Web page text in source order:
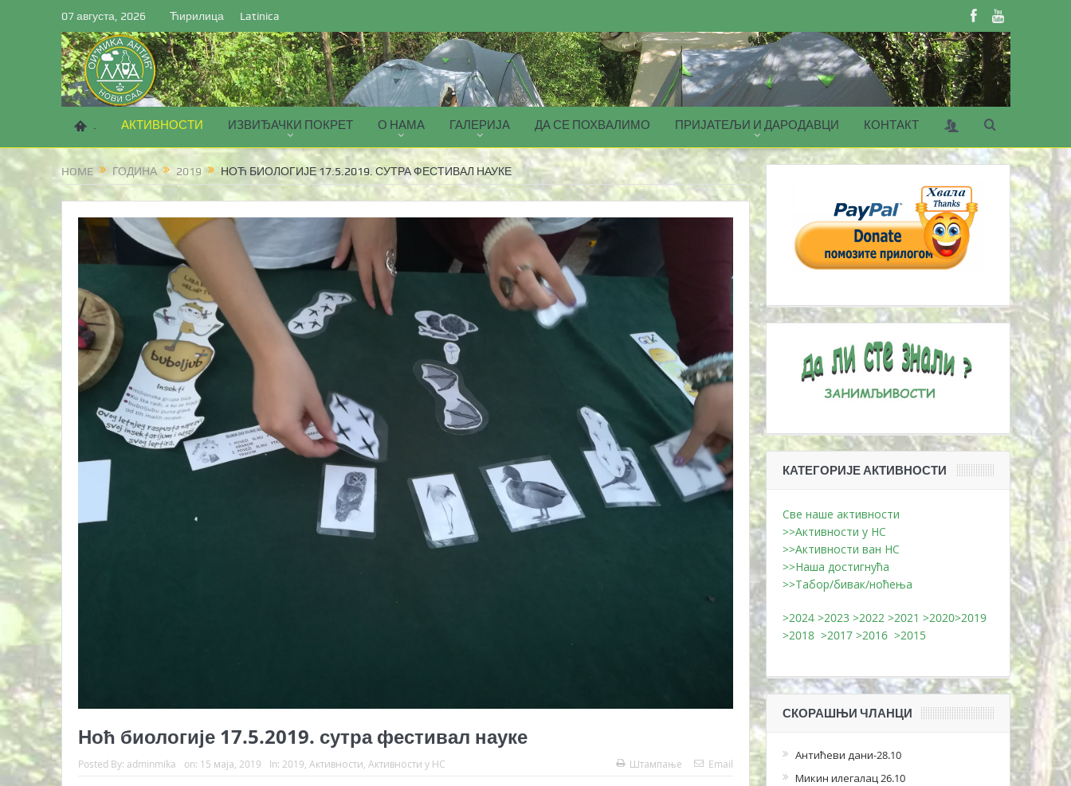
07 августа, 2026 Ћирилица Latinica
. АКТИВНОСТИ ИЗВИЂАЧКИ ПОКРЕТ О НАМА ГАЛЕРИЈА ДА СЕ ПОХВАЛИМО ПРИЈАТЕЉИ И ДАРОДАВЦИ КОНТАКТ
HOME ГОДИНА 2019 НОЋ БИОЛОГИЈЕ 17.5.2019. СУТРА ФЕСТИВАЛ НАУКЕ
Ноћ биологије 17.5.2019. сутра фестивал науке
Posted By: adminmika on: 15 маја, 2019 In: 2019 Активности Активности у НС Штампање Email
КАТЕГОРИЈЕ АКТИВНОСТИ
Све наше активности
>>Активности у НС
>>Активности ван НС
>>Наша достигнућа
>>Табор/бивак/ноћења
>2024 >2023 >2022 >2021 >2020>2019
>2018 >2017 >2016 >2015
СКОРАШЊИ ЧЛАНЦИ
Антићеви дани-28.10
Микин илегалац 26.10